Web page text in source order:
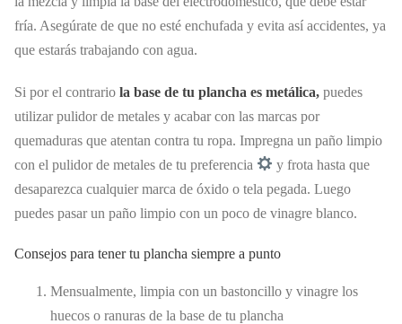
fría. Asegúrate de que no esté enchufada y evita así accidentes, ya
que estarás trabajando con agua.
Si por el contrario la base de tu plancha es metálica, puedes
utilizar pulidor de metales y acabar con las marcas por
quemaduras que atentan contra tu ropa. Impregna un paño limpio
con el pulidor de metales de tu preferencia
y frota hasta que
desaparezca cualquier marca de óxido o tela pegada. Luego
puedes pasar un paño limpio con un poco de vinagre blanco.
Consejos para tener tu plancha siempre a punto
Mensualmente, limpia con un bastoncillo y vinagre los
huecos o ranuras de la base de tu plancha